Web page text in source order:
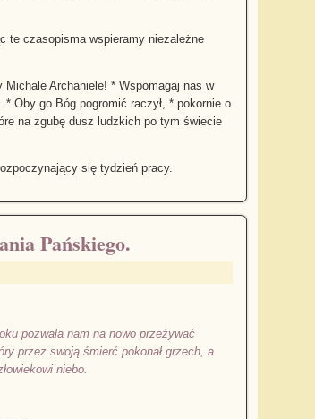
te czasopisma wspieramy niezależne
Michale Archaniele! * Wspomagaj nas w
Oby go Bóg pogromić raczył, * pokornie o
na zgubę dusz ludzkich po tym świecie
się tydzień pracy.
Pańskiego.
pozwala nam na nowo przeżywać
przez swoją śmierć pokonał grzech, a
niebo.